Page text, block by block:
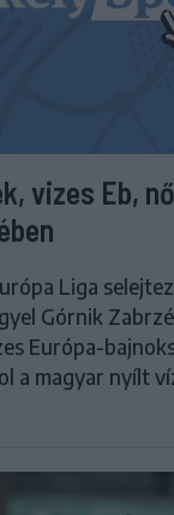
vizes Eb,
Liga
Górnik
Európa-
a magyar nyílt